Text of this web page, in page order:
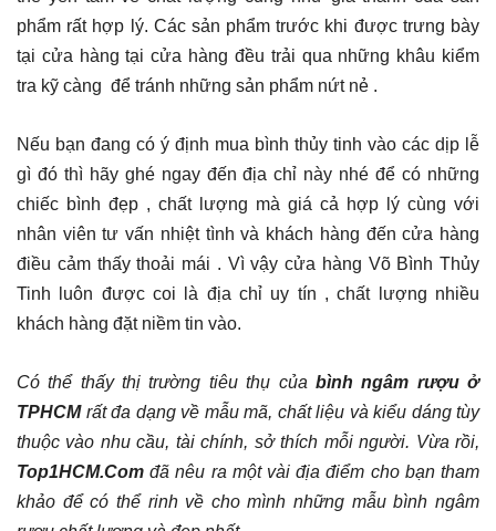
phẩm rất hợp lý. Các sản phẩm trước khi được trưng bày
tại cửa hàng tại cửa hàng đều trải qua những khâu kiểm
tra kỹ càng để tránh những sản phẩm nứt nẻ .
Nếu bạn đang có ý định mua bình thủy tinh vào các dịp lễ
gì đó thì hãy ghé ngay đến địa chỉ này nhé để có những
chiếc bình đẹp , chất lượng mà giá cả hợp lý cùng với
nhân viên tư vấn nhiệt tình và khách hàng đến cửa hàng
điều cảm thấy thoải mái . Vì vậy cửa hàng Võ Bình Thủy
Tinh luôn được coi là địa chỉ uy tín , chất lượng nhiều
khách hàng đặt niềm tin vào.
Có thể thấy thị trường tiêu thụ của bình ngâm rượu ở
TPHCMrất đa dạng về mẫu mã, chất liệu và kiểu dáng tùy
thuộc vào nhu cầu, tài chính, sở thích mỗi người. Vừa rồi,
Top1HCM.Com đã nêu ra một vài địa điểm cho bạn tham
khảo để có thể rinh về cho mình những mẫu bình ngâm